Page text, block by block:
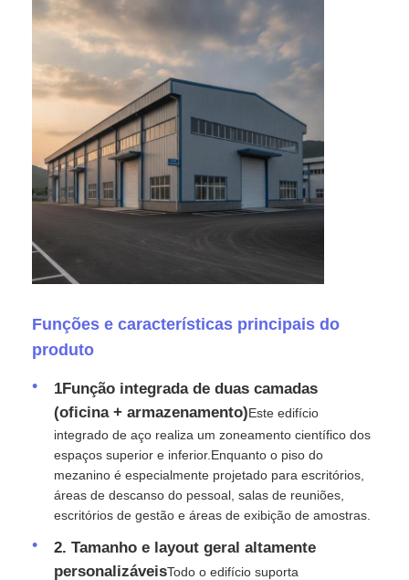
Estrutura de aço pré -fabricada
Armazém de estrutura de aço
Oficina de estrutura de aço
Edifício da estrutura de aço
Construção da estrutura de aço
Edifício da estrutura de aço
Fabricação da construção de aço
Material de construção de aço
Casa de aves
galpão de vaca
Funções e características principais do
produto
1Função integrada de duas camadas
(oficina + armazenamento)Este edifício
integrado de aço realiza um zoneamento científico dos
espaços superior e inferior.Enquanto o piso do
mezanino é especialmente projetado para escritórios,
áreas de descanso do pessoal, salas de reuniões,
escritórios de gestão e áreas de exibição de amostras.
2. Tamanho e layout geral altamente
personalizáveisTodo o edifício suporta